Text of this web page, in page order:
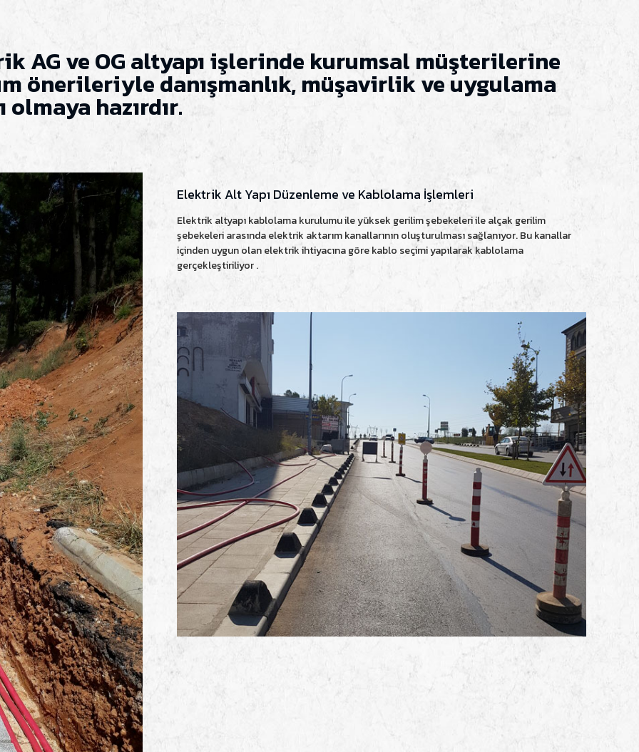
AG ve OG altyapı işlerinde kurumsal müşterilerine
önerileriyle danışmanlık, müşavirlik ve uygulama
hazırdır.
Elektrik Alt Yapı Düzenleme ve Kablolama İşlemleri
Elektrik altyapı kablolama kurulumu ile yüksek gerilim şebekeleri ile alçak gerilim
şebekeleri arasında elektrik aktarım kanallarının oluşturulması sağlanıyor. Bu kanallar
içinden uygun olan elektrik ihtiyacına göre kablo seçimi yapılarak kablolama
gerçekleştiriliyor .